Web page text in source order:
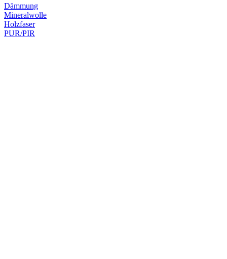
Dämmung
Mineralwolle
Holzfaser
PUR/PIR